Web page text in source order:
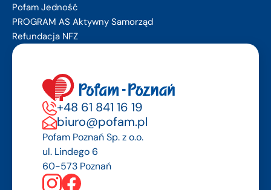
Pofam Jedność
PROGRAM AS Aktywny Samorząd
Refundacja NFZ
+48 61 841 16 19
biuro@pofam.pl
Pofam Poznań Sp. z o.o.
ul. Lindego 6
60-573 Poznań